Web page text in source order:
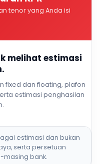
tenor yang Anda isi
melihat estimasi
fixed dan floating, plafon
estimasi penghasilan
estimasi dan bukan
serta persetuan
masing bank.